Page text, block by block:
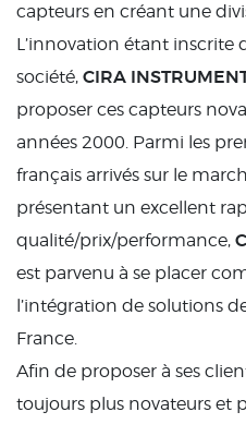
capteurs en créant une
L’innovation étant inscrite
société, CIRA
proposer ces capteurs
années 2000. Parmi les
français arrivés sur le
présentant un excellent
qualité/prix/performance,
est parvenu à se placer
l’intégration de solutions
France.
Afin de proposer à ses
toujours plus novateurs et